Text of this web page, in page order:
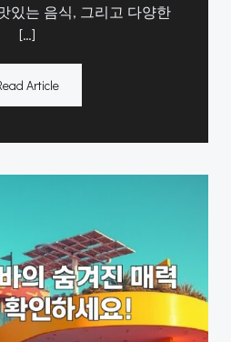
있는 음식, 그리고 다양한
[…]
Article